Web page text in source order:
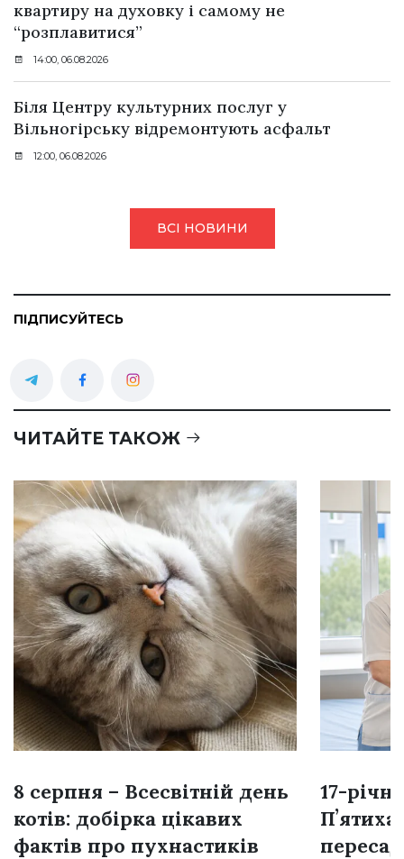
квартиру на духовку і самому не
“розплавитися”
14:00, 06.08.2026
Біля Центру культурних послуг у
Вільногірську відремонтують асфальт
12:00, 06.08.2026
ВСІ НОВИНИ
ПІДПИСУЙТЕСЬ
ЧИТАЙТЕ ТАКОЖ
8 серпня – Всесвітній день
котів: добірка цікавих
фактів про пухнастиків
17-